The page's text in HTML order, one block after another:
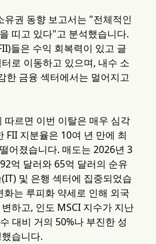
유권 동향 보고서는 "전체적인
띠고 있다"고 분석했습니다.
들은 수익 회복력이 있고 글
로 이동하고 있으며, 내수 소
한 금융 섹터에서는 멀어지고
따르면 이번 이탈은 매우 심각
FII 지분율은 10여 년 만에 최
어졌습니다. 매도는 2026년 3
억 달러와 65억 달러의 순유
및 은행 섹터에 집중되었습
는 루피화 약세로 인해 외국
하고, 인도 MSCI 지수가 지난
대비 거의 50%나 부진한 성
습니다.